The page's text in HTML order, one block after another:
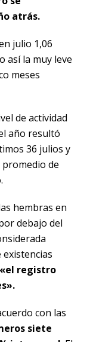
atrás.
julio 1,06
así la muy leve
meses
de actividad
año resultó
36 julios y
de
hembras en
debajo del
registro
con las
siete